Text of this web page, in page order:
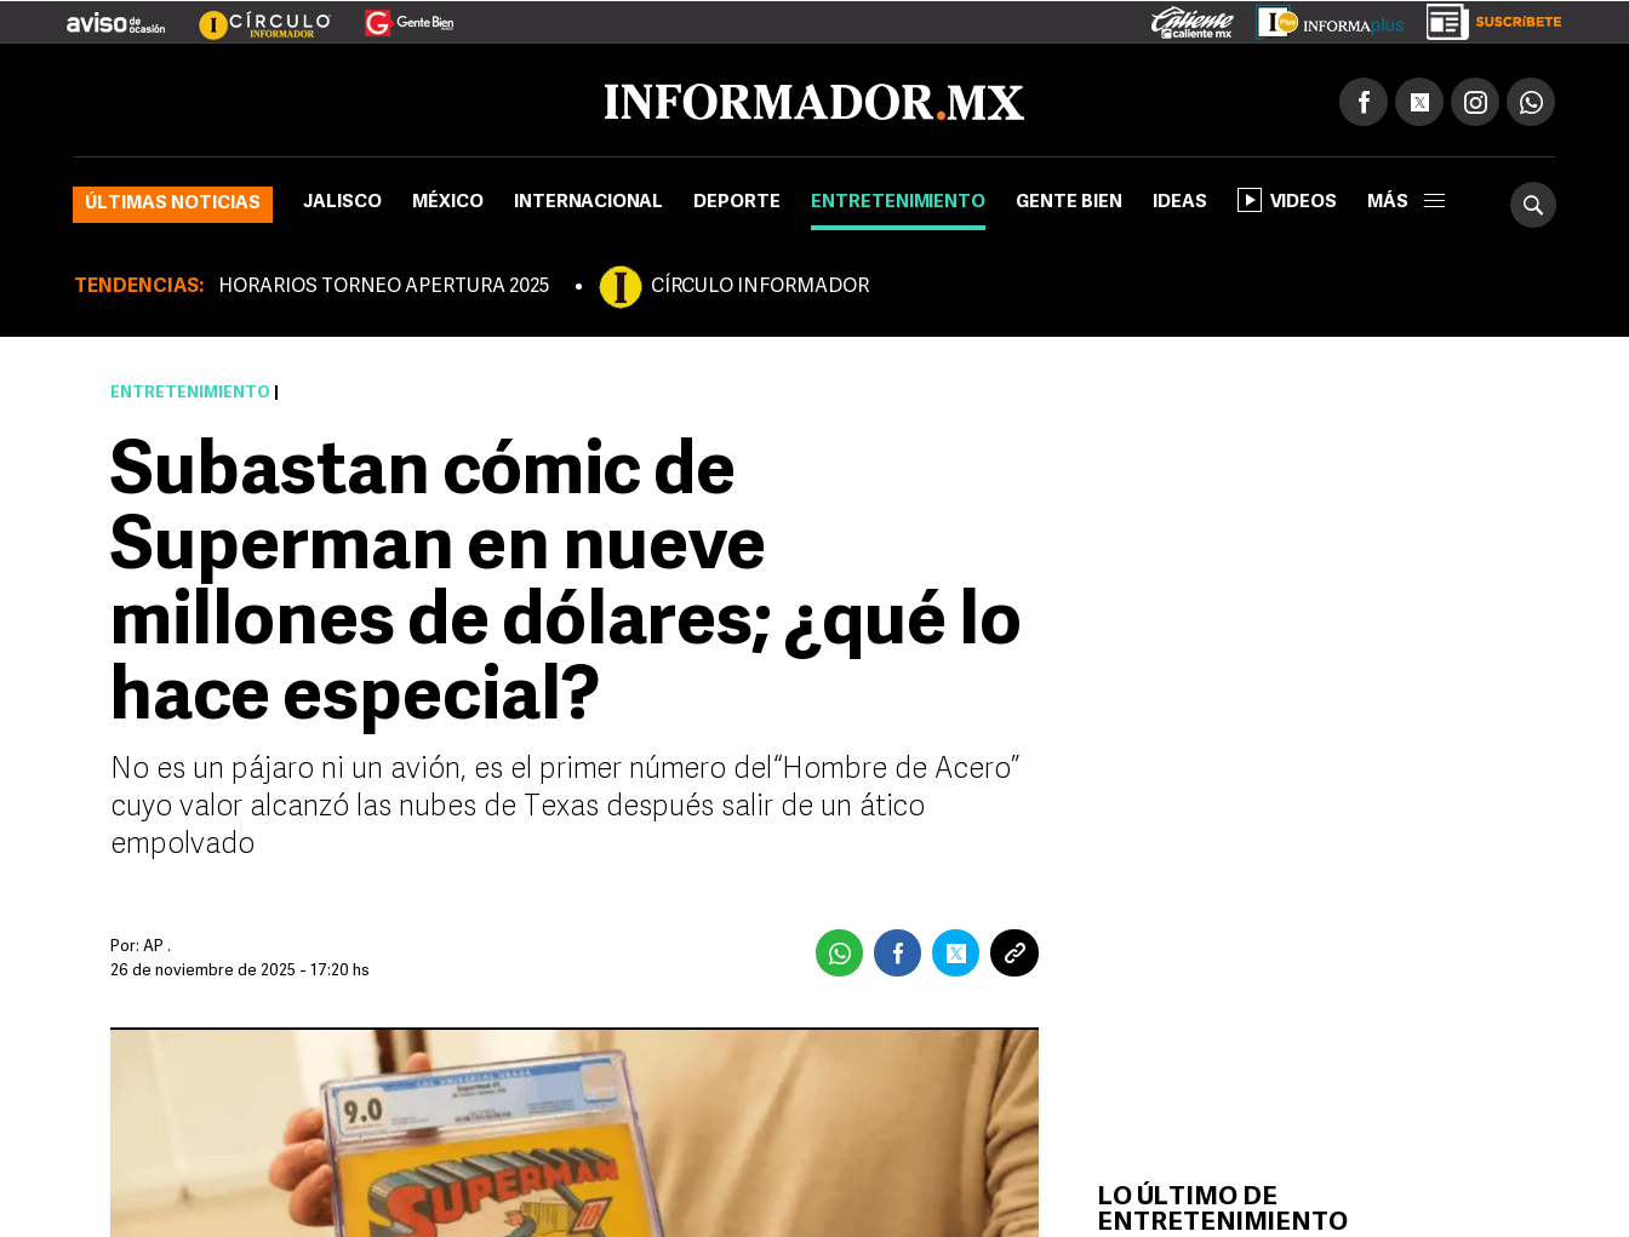
ÚLTIMAS NOTICIAS JALISCO MÉXICO INTERNACIONAL DEPORTE ENTRETENIMIENTO GENTE BIEN IDEAS VIDEOS MÁS
TENDENCIAS: HORARIOS TORNEO APERTURA 2025 CÍRCULO INFORMADOR
LO ÚLTIMO DE
ENTRETENIMIENTO
ENTRETENIMIENTO
Subastan cómic de
Superman en nueve
millones de dólares; ¿qué lo
hace especial?
No es un pájaro ni un avión, es el primer número del “Hombre de Acero”
cuyo valor alcanzó las nubes de Texas después salir de un ático
empolvado
Por: AP .
26 de noviembre de 2025 - 17:20 hs